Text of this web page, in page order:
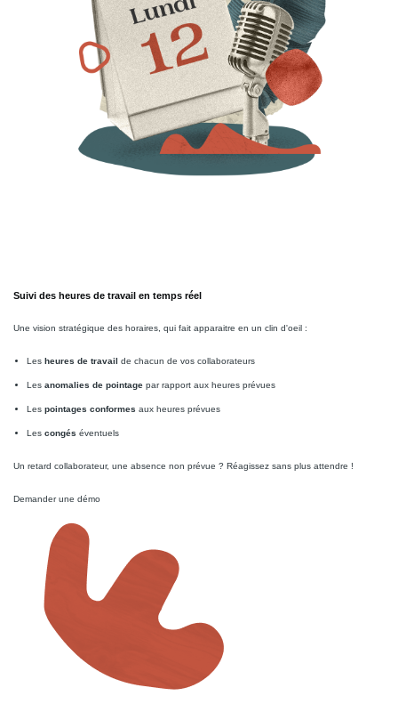
Suivi des heures de travail en temps réel
Une vision stratégique des horaires, qui fait apparaitre en un clin d'oeil :
Les heures de travail de chacun de vos collaborateurs
Les anomalies de pointage par rapport aux heures prévues
Les pointages conformes aux heures prévues
Les congés éventuels
Un retard collaborateur, une absence non prévue ? Réagissez sans plus attendre !
Demander une démo